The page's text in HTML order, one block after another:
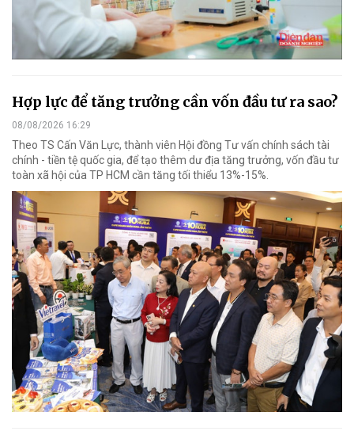
Hợp lực để tăng trưởng cần vốn đầu tư ra sao?
08/08/2026 16:29
Theo TS Cấn Văn Lực, thành viên Hội đồng Tư vấn chính sách tài
chính - tiền tệ quốc gia, để tạo thêm dư địa tăng trưởng, vốn đầu tư
toàn xã hội của TP HCM cần tăng tối thiểu 13%-15%.